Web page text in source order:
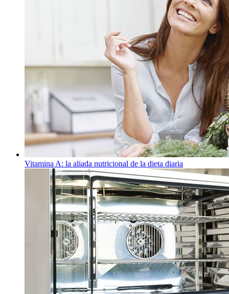
Vitamina A: la aliada nutricional de la dieta diaria